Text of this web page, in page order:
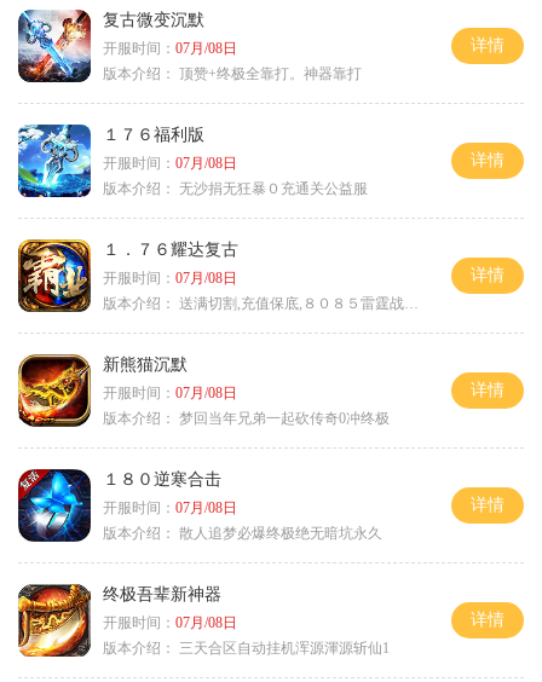
复古微变沉默
开服时间： 07月/08日
版本介绍： 顶赞+终极全靠打。神器靠打
详情
１７６福利版
开服时间： 07月/08日
版本介绍： 无沙捐无狂暴０充通关公益服
详情
１．７６耀达复古
开服时间： 07月/08日
版本介绍： 送满切割,充值保底,８０８５雷霆战神微变
详情
新熊猫沉默
开服时间： 07月/08日
版本介绍： 梦回当年兄弟一起砍传奇0冲终极
详情
１８０逆寒合击
开服时间： 07月/08日
版本介绍： 散人追梦必爆终极绝无暗坑永久
详情
终极吾辈新神器
开服时间： 07月/08日
版本介绍：
三天合区自动挂机浑源渾源斩仙1
详情